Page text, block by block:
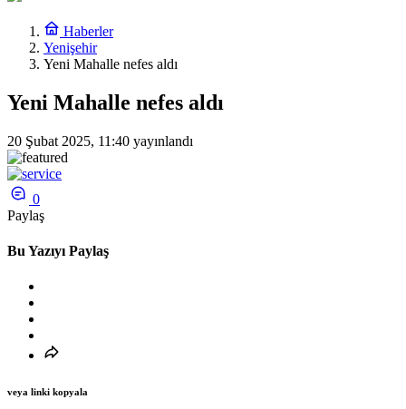
Haberler
Yenişehir
Yeni Mahalle nefes aldı
Yeni Mahalle nefes aldı
20 Şubat 2025, 11:40 yayınlandı
0
Paylaş
Bu Yazıyı Paylaş
veya linki kopyala